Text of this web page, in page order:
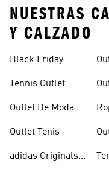
NUESTRAS
Y CALZADO
Black Friday
Tennis Outlet
Outlet De Moda
Outlet Tenis
adidas Originals